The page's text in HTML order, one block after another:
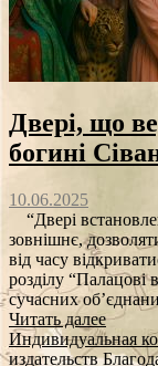
Двері, що
богині
10.06.2025
“Двері
зовнішнє,
від часу
розділу “Палацові
сучасних
Читать далее
Индивидуальная
издательств